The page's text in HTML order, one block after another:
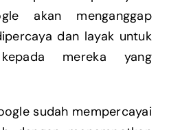
akan menganggap
dan layak untuk
kepada mereka yang
sudah mempercayai